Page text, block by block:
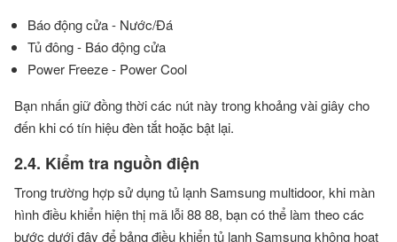
Báo động cửa - Nước/Đá
Tủ đông - Báo động cửa
Power Freeze - Power Cool
Bạn nhấn giữ đồng thời các nút này trong khoảng vài giây cho
đến khi có tín hiệu đèn tắt hoặc bật lại.
2.4. Kiểm tra nguồn điện
Trong trường hợp sử dụng tủ lạnh Samsung multidoor, khi màn
hình điều khiển hiện thị mã lỗi 88 88, bạn có thể làm theo các
bước dưới đây để bảng điều khiển tủ lạnh Samsung không hoạt